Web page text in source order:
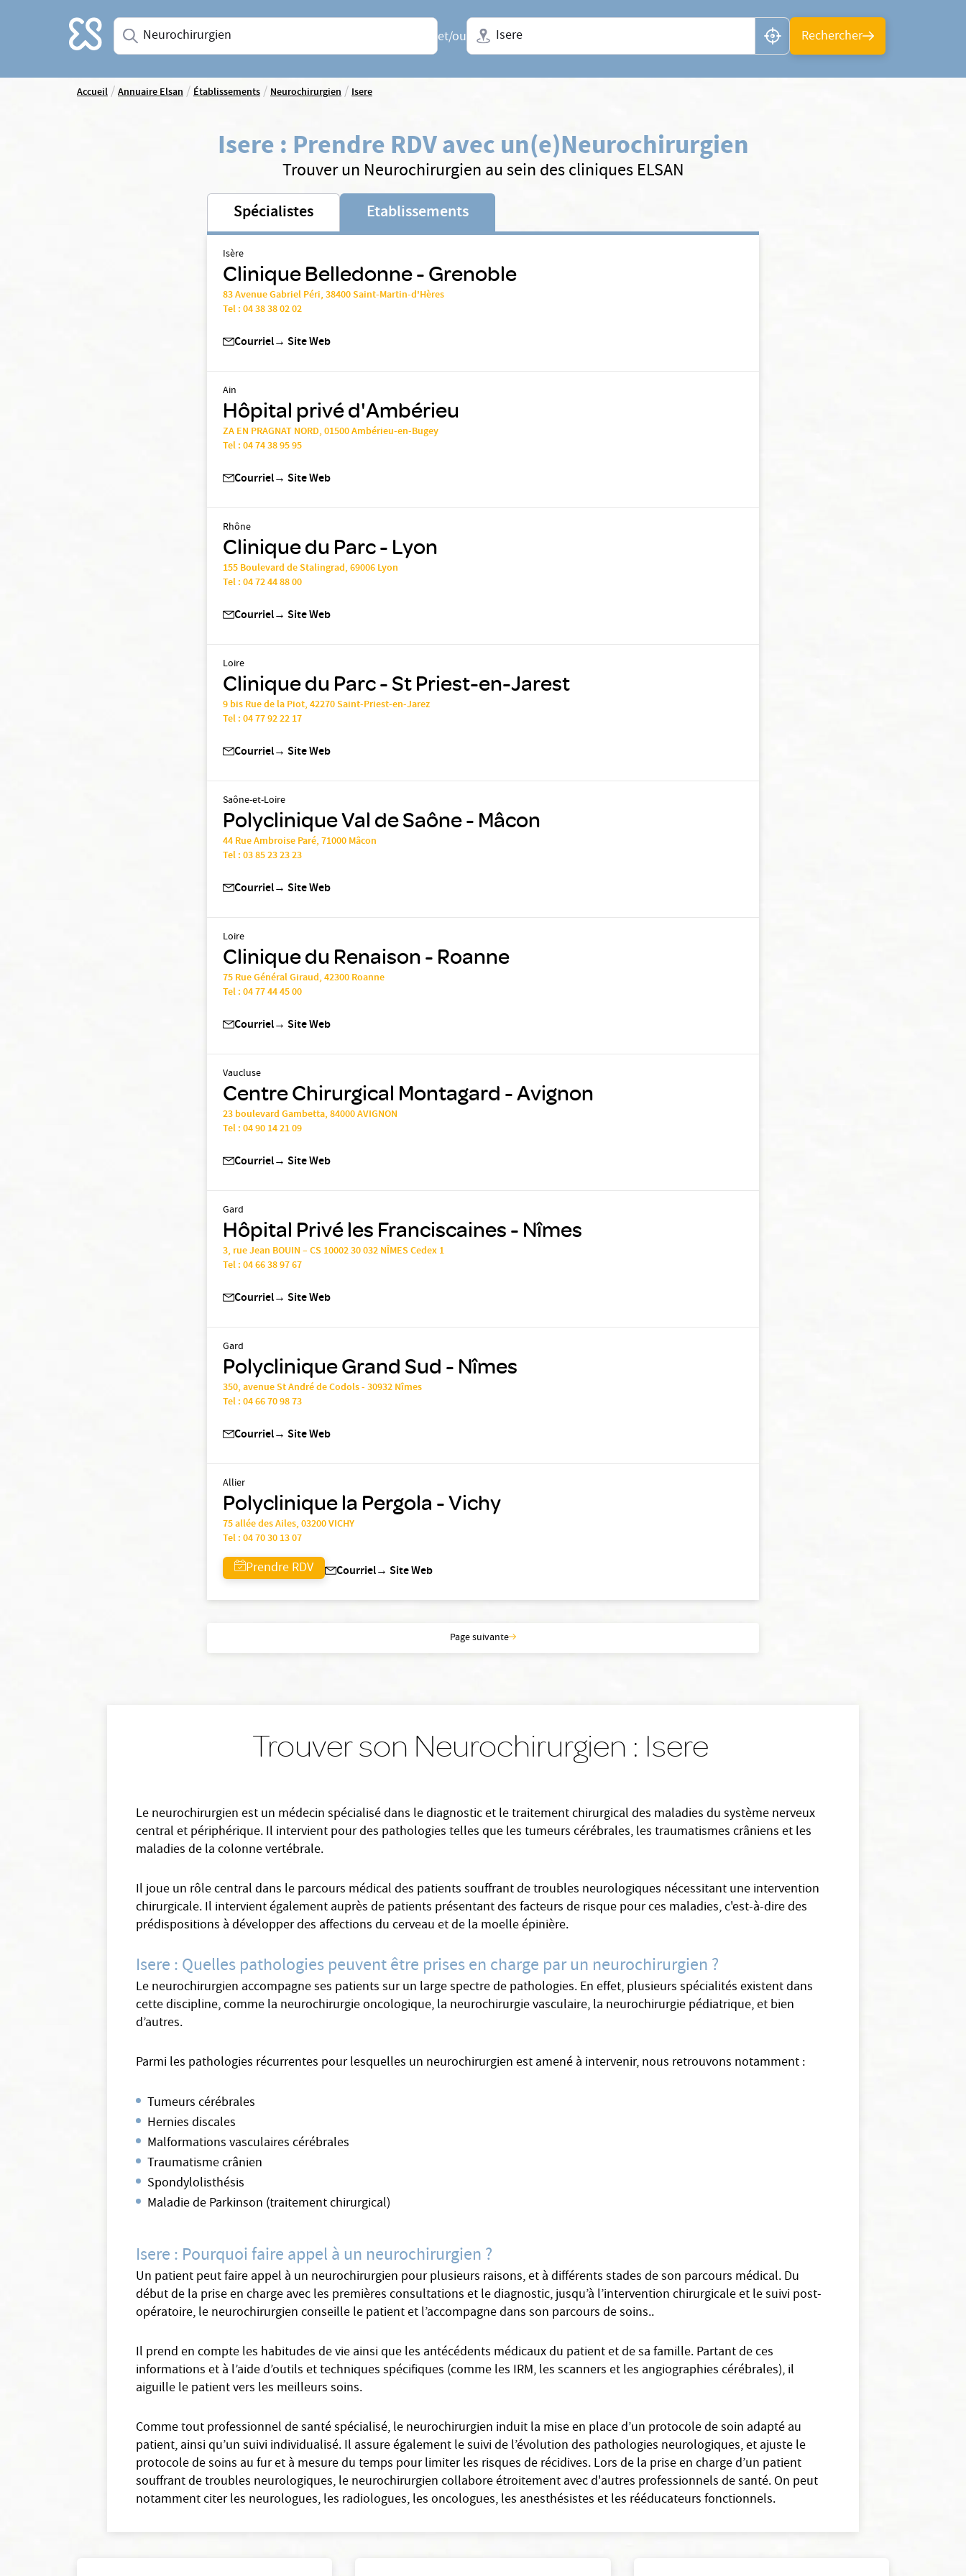
Accueil Saisissez une spécialité ou un service
et/ou
Ville + N° de département, région ou CP
Rechercher
Accueil/Annuaire Elsan/Établissements/Neurochirurgien/Isere
Isere : Prendre RDV avec un(e)Neurochirurgien
Trouver un Neurochirurgien au sein des cliniques ELSAN
Spécialistes Etablissements
Isère
Clinique Belledonne - Grenoble
83 Avenue Gabriel Péri, 38400 Saint-Martin-d'Hères
Tel :04 38 38 02 02
Courriel→ Site Web
Ain
Hôpital privé d'Ambérieu
ZA EN PRAGNAT NORD, 01500 Ambérieu-en-Bugey
Tel :04 74 38 95 95
Courriel→ Site Web
Rhône
Clinique du Parc - Lyon
155 Boulevard de Stalingrad, 69006 Lyon
Tel :04 72 44 88 00
Courriel→ Site Web
Loire
Clinique du Parc - St Priest-en-Jarest
9 bis Rue de la Piot, 42270 Saint-Priest-en-Jarez
Tel :04 77 92 22 17
Courriel→ Site Web
Saône-et-Loire
Polyclinique Val de Saône - Mâcon
44 Rue Ambroise Paré, 71000 Mâcon
Tel :03 85 23 23 23
Courriel→ Site Web
Loire
Clinique du Renaison - Roanne
75 Rue Général Giraud, 42300 Roanne
Tel :04 77 44 45 00
Courriel→ Site Web
Vaucluse
Centre Chirurgical Montagard - Avignon
23 boulevard Gambetta, 84000 AVIGNON
Tel :04 90 14 21 09
Courriel→ Site Web
Gard
Hôpital Privé les Franciscaines - Nîmes
3, rue Jean BOUIN – CS 10002 30 032 NÎMES Cedex 1
Tel :04 66 38 97 67
Courriel→ Site Web
Gard
Polyclinique Grand Sud - Nîmes
350, avenue St André de Codols - 30932 Nîmes
Tel :04 66 70 98 73
Courriel→ Site Web
Allier
Polyclinique la Pergola - Vichy
75 allée des Ailes, 03200 VICHY
Tel :04 70 30 13 07
Prendre RDV Courriel→ Site Web
Page suivante
Trouver son Neurochirurgien : Isere
Le neurochirurgien est un médecin spécialisé dans le diagnostic et le traitement chirurgical des maladies du système nerveux
central et périphérique. Il intervient pour des pathologies telles que les tumeurs cérébrales, les traumatismes crâniens et les
maladies de la colonne vertébrale.
Il joue un rôle central dans le parcours médical des patients souffrant de troubles neurologiques nécessitant une intervention
chirurgicale. Il intervient également auprès de patients présentant des facteurs de risque pour ces maladies, c'est-à-dire des
prédispositions à développer des affections du cerveau et de la moelle épinière.
Isere : Quelles pathologies peuvent être prises en charge par un neurochirurgien ?
Le neurochirurgien accompagne ses patients sur un large spectre de pathologies. En effet, plusieurs spécialités existent dans
cette discipline, comme la neurochirurgie oncologique, la neurochirurgie vasculaire, la neurochirurgie pédiatrique, et bien
d’autres.
Parmi les pathologies récurrentes pour lesquelles un neurochirurgien est amené à intervenir, nous retrouvons notamment :
Tumeurs cérébrales
Hernies discales
Malformations vasculaires cérébrales
Traumatisme crânien
Spondylolisthésis
Maladie de Parkinson (traitement chirurgical)
Isere : Pourquoi faire appel à un neurochirurgien ?
Un patient peut faire appel à un neurochirurgien pour plusieurs raisons, et à différents stades de son parcours médical. Du
début de la prise en charge avec les premières consultations et le diagnostic, jusqu’à l’intervention chirurgicale et le suivi post-
opératoire, le neurochirurgien conseille le patient et l’accompagne dans son parcours de soins..
Il prend en compte les habitudes de vie ainsi que les antécédents médicaux du patient et de sa famille. Partant de ces
informations et à l’aide d’outils et techniques spécifiques (comme les IRM, les scanners et les angiographies cérébrales), il
aiguille le patient vers les meilleurs soins.
Comme tout professionnel de santé spécialisé, le neurochirurgien induit la mise en place d’un protocole de soin adapté au
patient, ainsi qu’un suivi individualisé. Il assure également le suivi de l’évolution des pathologies neurologiques, et ajuste le
protocole de soins au fur et à mesure du temps pour limiter les risques de récidives. Lors de la prise en charge d’un patient
souffrant de troubles neurologiques, le neurochirurgien collabore étroitement avec d'autres professionnels de santé. On peut
notamment citer les neurologues, les radiologues, les oncologues, les anesthésistes et les rééducateurs fonctionnels.